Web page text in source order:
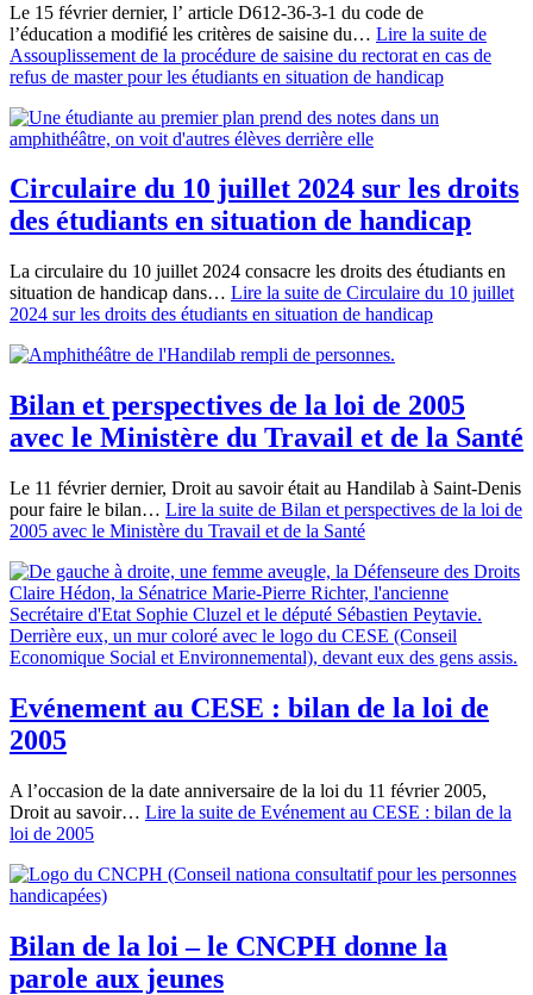
Le 15 février dernier, l’ article D612-36-3-1 du code de
l’éducation a modifié les critères de saisine du… Lire la suite de
Assouplissement de la procédure de saisine du rectorat en cas de
refus de master pour les étudiants en situation de handicap
Circulaire du 10 juillet 2024 sur les droits
des étudiants en situation de handicap
La circulaire du 10 juillet 2024 consacre les droits des étudiants en
situation de handicap dans… Lire la suite de Circulaire du 10 juillet
2024 sur les droits des étudiants en situation de handicap
Bilan et perspectives de la loi de 2005
avec le Ministère du Travail et de la Santé
Le 11 février dernier, Droit au savoir était au Handilab à Saint-Denis
pour faire le bilan… Lire la suite de Bilan et perspectives de la loi de
2005 avec le Ministère du Travail et de la Santé
Evénement au CESE : bilan de la loi de
2005
A l’occasion de la date anniversaire de la loi du 11 février 2005,
Droit au savoir… Lire la suite de Evénement au CESE : bilan de la
loi de 2005
Bilan de la loi – le CNCPH donne la
parole aux jeunes